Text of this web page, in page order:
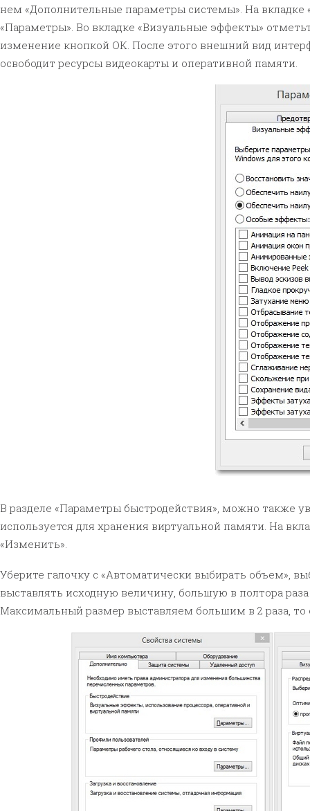
нем «Дополнительные параметры системы». На вкладке
«Параметры». Во вкладке «Визуальные эффекты»
изменение кнопкой ОК. После этого внешний вид
освободит ресурсы видеокарты и оперативной памяти.
В разделе «Параметры быстродействия», можно также
используется для хранения виртуальной памяти. На
«Изменить».
Уберите галочку с «Автоматически выбирать объем»,
выставлять исходную величину, большую в полтора
Максимальный размер выставляем большим в 2 раза,